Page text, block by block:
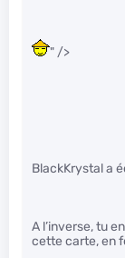
" />
BlackKrystal a
A l’inverse, tu
cette carte, en